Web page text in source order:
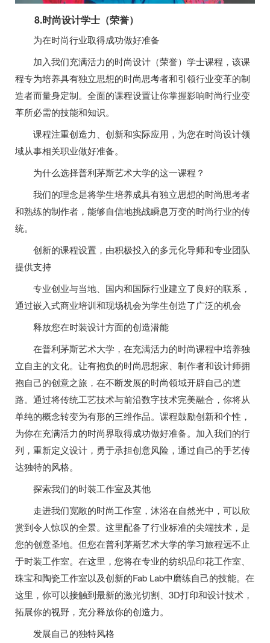
8.时尚设计学士（荣誉）
为在时尚行业取得成功做好准备
加入我们充满活力的时尚设计（荣誉）学士课程，该课
程专为培养具有独立思想的时尚思考者和引领行业变革的制
造者而量身定制。全面的课程设置让你掌握影响时尚行业变
革所必需的技能和知识。
课程注重创造力、创新和实际应用，为您在时尚设计领
域从事相关职业做好准备。
为什么选择普利茅斯艺术大学的这一课程？
我们的理念是将学生培养成具有独立思想的时尚思考者
和熟练的制作者，能够自信地挑战瞬息万变的时尚行业的传
统。
创新的课程设置，由积极投入的多元化导师和专业团队
提供支持
专业创业与当地、国内和国际行业建立了良好的联系，
通过嵌入式商业培训和现场机会为学生创造了广泛的机会
释放您在时装设计方面的创造潜能
在普利茅斯艺术大学，在充满活力的时尚课程中培养独
立自主的文化。让有抱负的时尚思想家、制作者和设计师拥
抱自己的创意之旅，在不断发展的时尚领域开辟自己的道
路。通过将传统工艺技术与前沿数字技术完美融合，你将从
单纯的概念转变为有形的三维作品。课程鼓励创新和个性，
为你在充满活力的时尚界取得成功做好准备。加入我们的行
列，重新定义设计，勇于承担创意风险，通过自己的手艺传
达独特的风格。
探索我们的时装工作室及其他
走进我们宽敞的时尚工作室，沐浴在自然光中，可以欣
赏到令人惊叹的全景。这里配备了行业标准的尖端技术，是
您的创意圣地。但您在普利茅斯艺术大学的学习旅程远不止
于时装工作室。在这里，您将在专业的纺织品印花工作室、
珠宝和陶瓷工作室以及创新的Fab Lab中磨练自己的技能。在
这里，你可以接触到最新的激光切割、3D打印和设计技术，
拓展你的视野，充分释放你的创造力。
发展自己的独特风格